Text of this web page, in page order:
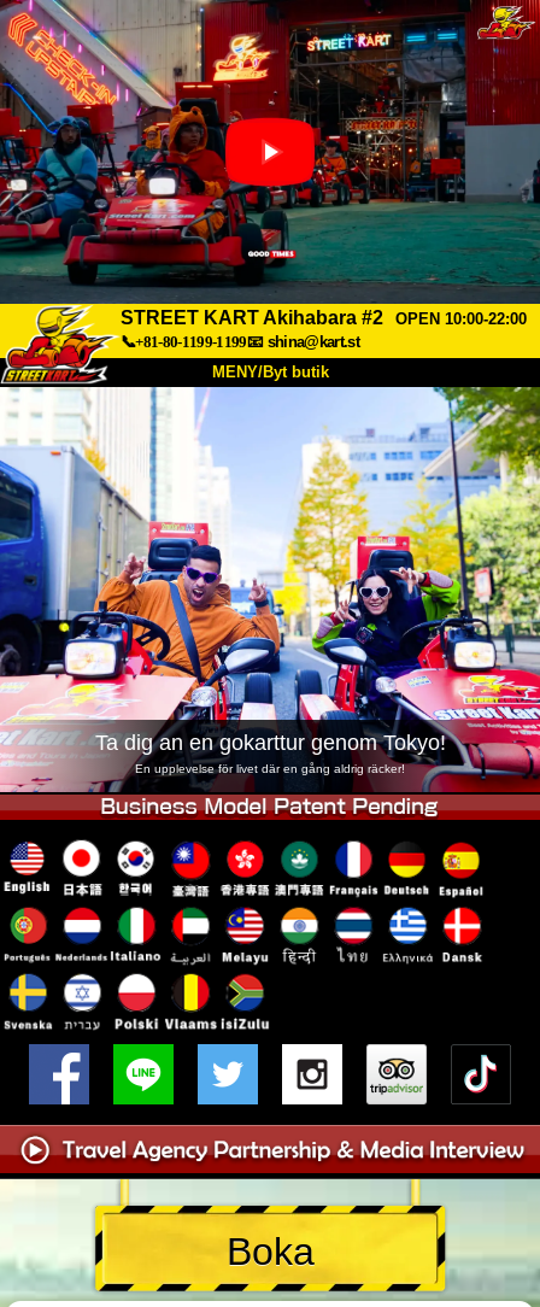
STREET KART Akihabara #2
OPEN 10:00-22:00
📞+81-80-1199-1199📧 shina@kart.st
MENY/Byt butik
Om oss Specifikationer Pris
Hitta hit FAQ
Företag Boka
Byt butik
Tokyo Shinagawa Tokyo Akihabara#1
Tokyo Akihabara#2 Tokyo Shibuya
Tokyo Shibuya Annex Tokyo Bay
Tokyo Asakusa Osaka
Okinawa
Ta dig an en gokarttur genom Tokyo!
En upplevelse för livet där en gång aldrig räcker!
Boka